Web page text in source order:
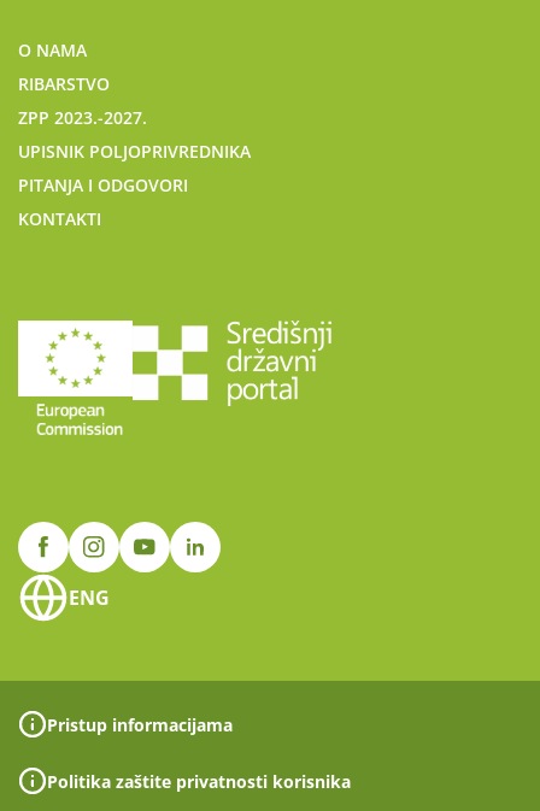
O NAMA
RIBARSTVO
ZPP 2023.-2027.
UPISNIK POLJOPRIVREDNIKA
PITANJA I ODGOVORI
KONTAKTI
ENG
Pristup informacijama
Politika zaštite privatnosti korisnika